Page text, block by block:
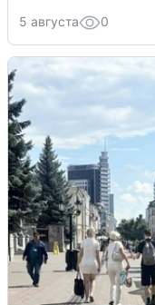
5 августа 0